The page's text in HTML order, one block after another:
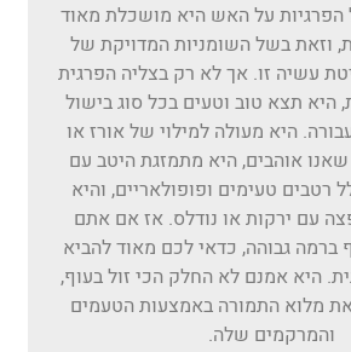
על האש היא מושכלת מאוד
וזאת בשל השומניות המדויקת של
עשיה זו. אך לא רק בצליה הפרגית
היא תצא טוב וטעים בכל סוג בישול
היא מעולה למילוי של אורז או
אוהבים, היא מתמזגת היטב עם
טעימים ופופולאריים, והיא
עם ירקות או נודלס. אז אם אתם
ברמה גבוהה, כדאי לכם מאוד להביא
היא אמנם לא החלק הכי זול בעוף,
מלוא התמורה באמצעות הטעמים
והמרקמים שלה.